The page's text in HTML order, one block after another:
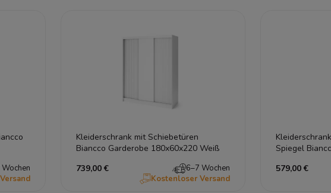
Kleiderschrank mit Schiebetüren
Biancco Garderobe 180x60x220 Weiß
739,00 €
6–7 Wochen
Kostenloser Versand
Spiegel
579,00 €